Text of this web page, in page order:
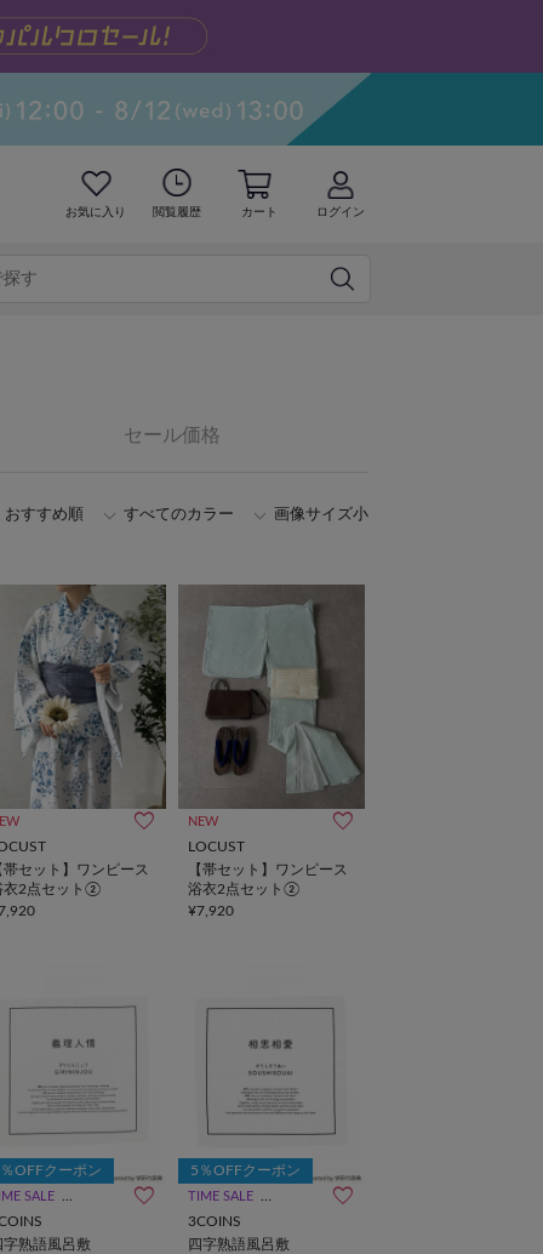
お気に入り 閲覧履歴 カート ログイン
セール価格
おすすめ順 すべてのカラー 画像サイズ小
帯セット】ワンピース
衣2点セット②
NEW
LOCUST
【帯セット】ワンピース
浴衣2点セット②
¥7,920
OFFクーポン
SALE 一部店舗限定
字熟語風呂敷
5％OFFクーポン
TIME SALE 一部店舗限定
3COINS
四字熟語風呂敷